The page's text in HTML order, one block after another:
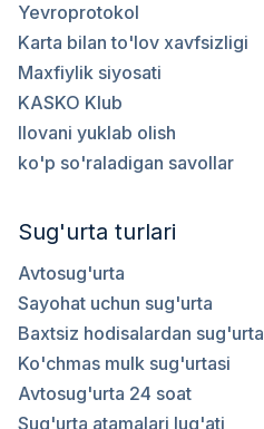
Yevroprotokol
Karta bilan to'lov xavfsizligi
Maxfiylik siyosati
KASKO Klub
Ilovani yuklab olish
ko'p so'raladigan savollar
Sug'urta turlari
Avtosug'urta
Sayohat uchun sug'urta
Baxtsiz hodisalardan sug'urta
Ko'chmas mulk sug'urtasi
Avtosug'urta 24 soat
Sug'urta atamalari lug'ati